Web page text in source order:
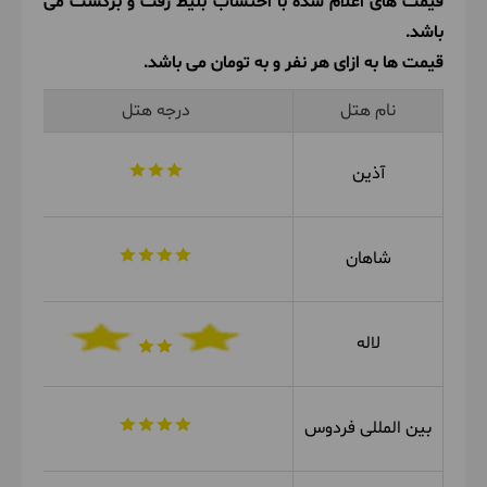
باشد.
قیمت ها به ازای هر نفر و به تومان می باشد.
نام هتل
درجه هتل
آذین
شاهان
لاله
بین المللی فردوس